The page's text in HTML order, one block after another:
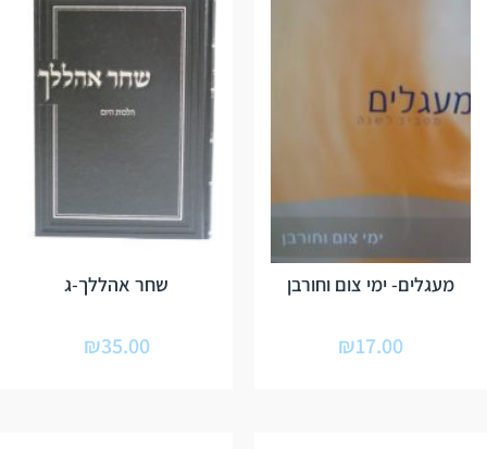
מעגלים- ימי צום וחורבן
₪17.00
שחר אהללך-ג
₪35.00